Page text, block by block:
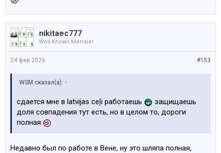
nikitaec777
Well-Known Member
#153
24 фев 2026
WSM сказал(а): ↑
сдается мне в latvijas ceļi работаешь
защищаешь
доля совпадения тут есть, но в целом то, дороги
полная
Недавно был по работе в Вене, ну это шляпа полная,